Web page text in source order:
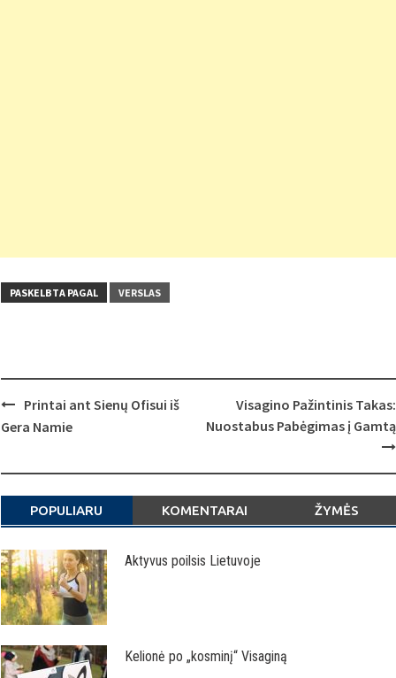
PASKELBTA PAGAL VERSLAS
Post
navigation
Printai ant Sienų Ofisui iš
Gera Namie
Visagino Pažintinis Takas:
Nuostabus Pabėgimas į Gamtą
POPULIARU KOMENTARAI ŽYMĖS
Aktyvus poilsis Lietuvoje
Kelionė po „kosminį“ Visaginą